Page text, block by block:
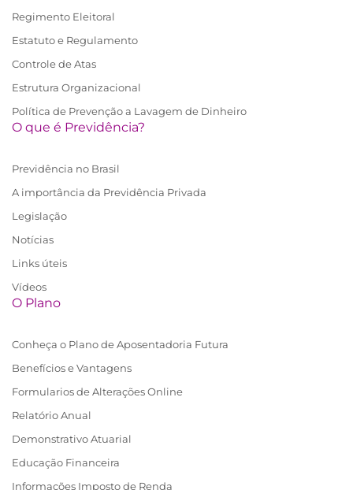
Regimento Eleitoral
Estatuto e Regulamento
Controle de Atas
Estrutura Organizacional
Política de Prevenção a Lavagem de Dinheiro
O que é Previdência?
Previdência no Brasil
A importância da Previdência Privada
Legislação
Notícias
Links úteis
Vídeos
O Plano
Conheça o Plano de Aposentadoria Futura
Benefícios e Vantagens
Formularios de Alterações Online
Relatório Anual
Demonstrativo Atuarial
Educação Financeira
Informações Imposto de Renda